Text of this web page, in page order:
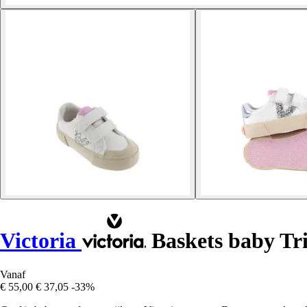
Victoria Baskets baby
Vanaf
€ 55,00 € 37,05 -33%